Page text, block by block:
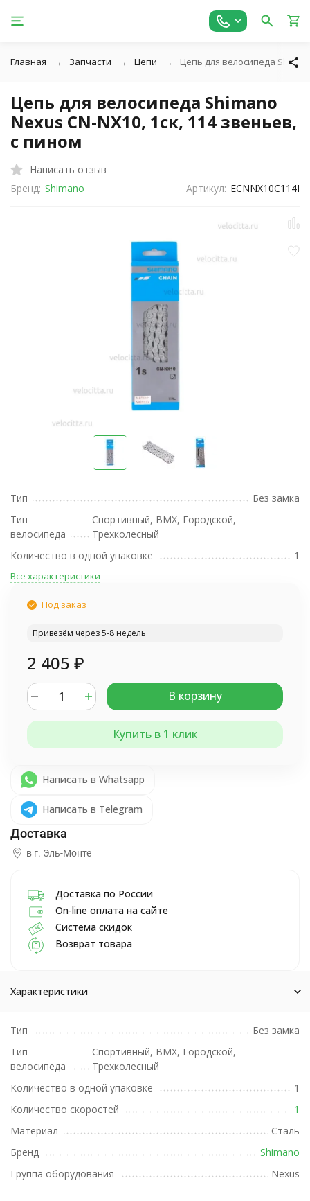
Главная Запчасти Цепи Цепь для велосипеда
Цепь для велосипеда Shimano
Nexus CN-NX10, 1ск, 114 звеньев,
с пином
Написать отзыв
Бренд: Shimano Артикул: ECNNX10C114I
Тип
Без замка
Тип
велосипеда
Спортивный, BMX, Городской,
Трехколесный
Количество в одной упаковке
1
Все характеристики
Под заказ
Привезём через 5-8 недель
2 405 ₽
В корзину
Купить в 1 клик
Написать в Whatsapp
Написать в Telegram
в г. Эль-Монте
Доставка по России
On-line оплата на сайте
Система скидок
Возврат товара
Характеристики
Тип
Без замка
Тип
велосипеда
Спортивный, BMX, Городской,
Трехколесный
Количество в одной упаковке
1
Количество скоростей
1
Материал
Сталь
Бренд
Shimano
Группа оборудования
Nexus